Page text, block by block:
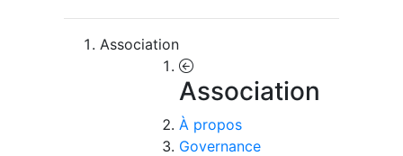
Association
Association
À propos
Governance